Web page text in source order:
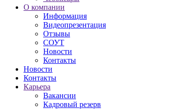
О компании
Информация
Видеопрезентация
Отзывы
СОУТ
Новости
Контакты
Новости
Контакты
Карьера
Вакансии
Кадровый резерв